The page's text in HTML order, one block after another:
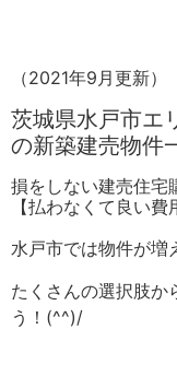
（2021年9月更新）
茨城県水戸市エ
の新築建売物件
損をしない建売住
【払わなくて良い
水戸市では物件が増
たくさんの選択肢か
う！(^^)/